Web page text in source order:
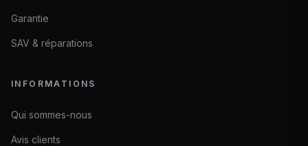
Garantie
SAV & réparations
INFORMATIONS
Qui sommes-nous
Avis clients